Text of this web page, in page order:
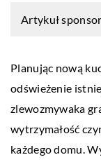
Artykuł
Planując nową
odświeżenie
zlewozmywaka
wytrzymałość
każdego domu.